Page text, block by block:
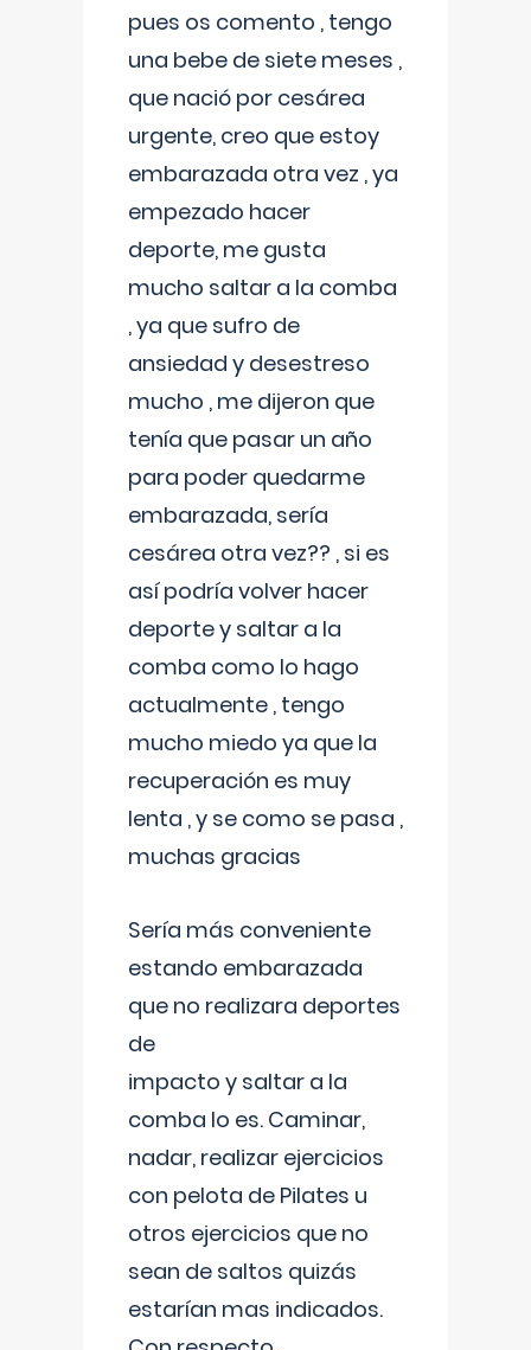
pues os comento , tengo
una bebe de siete meses ,
que nació por cesárea
urgente, creo que estoy
embarazada otra vez , ya
empezado hacer
deporte, me gusta
mucho saltar a la comba
, ya que sufro de
ansiedad y desestreso
mucho , me dijeron que
tenía que pasar un año
para poder quedarme
embarazada, sería
cesárea otra vez?? , si es
así podría volver hacer
deporte y saltar a la
comba como lo hago
actualmente , tengo
mucho miedo ya que la
recuperación es muy
lenta , y se como se pasa ,
muchas gracias
Sería más conveniente
estando embarazada
que no realizara deportes
de
impacto y saltar a la
comba lo es. Caminar,
nadar, realizar ejercicios
con pelota de Pilates u
otros ejercicios que no
sean de saltos quizás
estarían mas indicados.